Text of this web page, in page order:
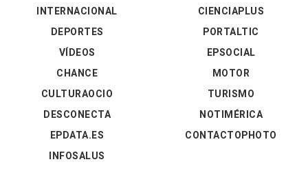
INTERNACIONAL
DEPORTES
VÍDEOS
CIENCIAPLUS
PORTALTIC
EPSOCIAL
CHANCE
CULTURAOCIO
DESCONECTA
EPDATA.ES
INFOSALUS
MOTOR
TURISMO
NOTIMÉRICA
CONTACTOPHOTO